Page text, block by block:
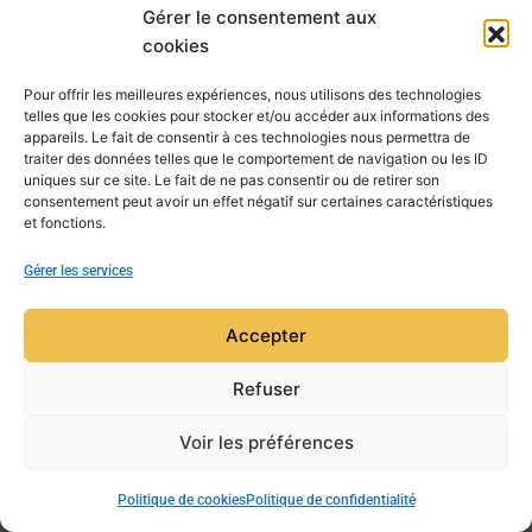
Gérer le consentement aux
cookies
Pour offrir les meilleures expériences, nous utilisons des technologies
telles que les cookies pour stocker et/ou accéder aux informations des
appareils. Le fait de consentir à ces technologies nous permettra de
traiter des données telles que le comportement de navigation ou les ID
uniques sur ce site. Le fait de ne pas consentir ou de retirer son
consentement peut avoir un effet négatif sur certaines caractéristiques
et fonctions.
Gérer les services
Accepter
Refuser
Voir les préférences
Politique de cookiesPolitique de confidentialité
Copyright © 2026 Mensa Aquitaine | Powered by